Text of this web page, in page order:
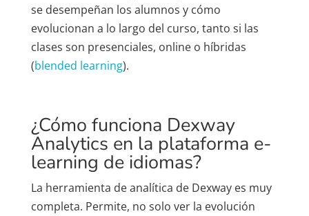
se desempeñan los alumnos y cómo
evolucionan a lo largo del curso, tanto si las
clases son presenciales, online o híbridas
(blended learning).
¿Cómo funciona Dexway
Analytics en la plataforma e-
learning de idiomas?
La herramienta de analítica de Dexway es muy
completa. Permite, no solo ver la evolución